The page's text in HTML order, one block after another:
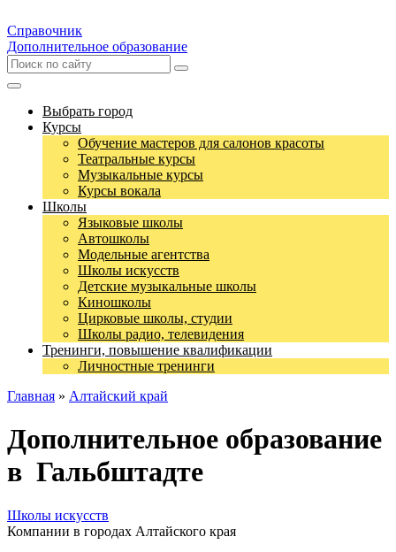
Справочник
Дополнительное образование
Выбрать город
Курсы
Обучение мастеров для салонов красоты
Театральные курсы
Музыкальные курсы
Курсы вокала
Школы
Языковые школы
Автошколы
Модельные агентства
Школы искусств
Детские музыкальные школы
Киношколы
Цирковые школы, студии
Школы радио, телевидения
Тренинги, повышение квалификации
Личностные тренинги
Главная » Алтайский край
Дополнительное образование
в Гальбштадте
Школы искусств
Компании в городах Алтайского края